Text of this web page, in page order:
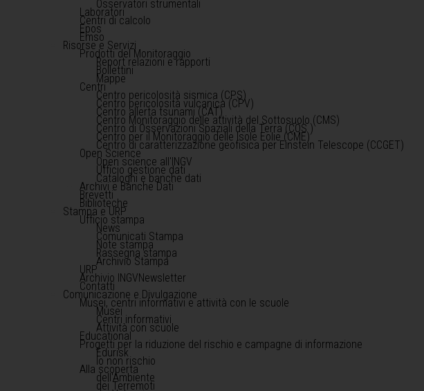
Osservatori strumentali
Laboratori
Centri di calcolo
Epos
Emso
Risorse e Servizi
Prodotti del Monitoraggio
Report relazioni e rapporti
Bollettini
Mappe
Centri
Centro pericolosità sismica (CPS)
Centro pericolosità vulcanica (CPV)
Centro allerta tsunami (CAT)
Centro Monitoraggio delle attività del Sottosuolo (CMS)
Centro di Osservazioni Spaziali della Terra (COS )
Centro per il Monitoraggio delle Isole Eolie (CME)
Centro di caratterizzazione geofisica per Einstein Telescope (CCGET)
Open Science
Open science all'INGV
Ufficio gestione dati
Cataloghi e banche dati
Archivi e Banche Dati
Brevetti
Biblioteche
Stampa e URP
Ufficio stampa
News
Comunicati Stampa
Note stampa
Rassegna stampa
Archivio Stampa
URP
Archivio INGVNewsletter
Contatti
Comunicazione e Divulgazione
Musei, centri informativi e attività con le scuole
Musei
Centri informativi
Attività con scuole
Educational
Progetti per la riduzione del rischio e campagne di informazione
Edurisk
Io non rischio
Alla scoperta
dell'Ambiente
dei Terremoti